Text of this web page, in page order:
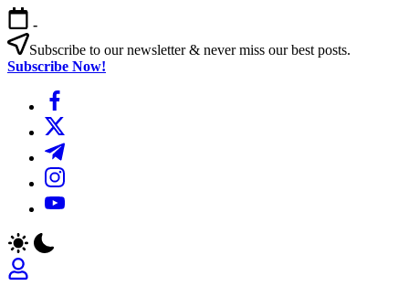
Skip
to
content
-
Subscribe to our newsletter & never miss our best posts.
Subscribe Now!
https://www.facebook.com/
https://twitter.com/
https://t.me/
https://www.instagram.com/
https://youtube.com/